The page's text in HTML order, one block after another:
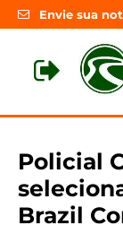
Envie sua
Policial
Brazil